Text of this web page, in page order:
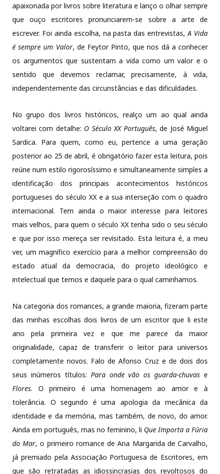
apaixonada por livros sobre literatura e lanço o olhar sempre
que ouço escritores pronunciarem-se sobre a arte de
escrever. Foi ainda escolha, na pasta das entrevistas,A Vida
é sempre um Valor, de Feytor Pinto, que nos dá a conhecer
os argumentos que sustentam a vida como um valor e o
sentido que devemos reclamar, precisamente, à vida,
independentemente das circunstâncias e das dificuldades.
No grupo dos livros históricos, realço um ao qual ainda
voltarei com detalhe: O Século XX Português, de José Miguel
Sardica. Para quem, como eu, pertence a uma geração
posterior ao 25 de abril, é obrigatório fazer esta leitura, pois
reúne num estilo rigorosíssimo e simultaneamente simples a
identificação dos principais acontecimentos históricos
portugueses do século XX e a sua interseção com o quadro
internacional. Tem ainda o maior interesse para leitores
mais velhos, para quem o século XX tenha sido o seu século
e que por isso mereça ser revisitado. Esta leitura é, a meu
ver, um magnífico exercício para a melhor compreensão do
estado atual da democracia, do projeto ideológico e
intelectual que temos e daquele para o qual caminhamos.
Na categoria dos romances, a grande maioria, fizeram parte
das minhas escolhas dois livros de um escritor que li este
ano pela primeira vez e que me parece da maior
originalidade, capaz de transferir o leitor para universos
completamente novos. Falo de Afonso Cruz e de dois dos
seus inúmeros títulos: Para onde vão os guarda-chuvas e
Flores. O primeiro é uma homenagem ao amor e à
tolerância. O segundo é uma apologia da mecânica da
identidade e da memória, mas também, de novo, do amor.
Ainda em português, mas no feminino, li Que Importa a Fúria
do Mar, o primeiro romance de Ana Margarida de Carvalho,
já premiado pela Associação Portuguesa de Escritores, em
que são retratadas as idiossincrasias dos revoltosos do